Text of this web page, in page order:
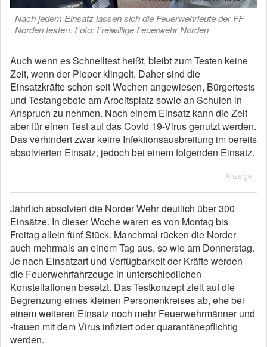
Nach jedem Einsatz lassen sich die Feuerwehrleute der FF
Norden testen. Foto: Freiwillige Feuerwehr Norden
Auch wenn es Schnelltest heißt, bleibt zum Testen keine
Zeit, wenn der Pieper klingelt. Daher sind die
Einsatzkräfte schon seit Wochen angewiesen, Bürgertests
und Testangebote am Arbeitsplatz sowie an Schulen in
Anspruch zu nehmen. Nach einem Einsatz kann die Zeit
aber für einen Test auf das Covid 19-Virus genutzt werden.
Das verhindert zwar keine Infektionsausbreitung im bereits
absolvierten Einsatz, jedoch bei einem folgenden Einsatz.
Anzeige
Jährlich absolviert die Norder Wehr deutlich über 300
Einsätze. In dieser Woche waren es von Montag bis
Freitag allein fünf Stück. Manchmal rücken die Norder
auch mehrmals an einem Tag aus, so wie am Donnerstag.
Je nach Einsatzart und Verfügbarkeit der Kräfte werden
die Feuerwehrfahrzeuge in unterschiedlichen
Konstellationen besetzt. Das Testkonzept zielt auf die
Begrenzung eines kleinen Personenkreises ab, ehe bei
einem weiteren Einsatz noch mehr Feuerwehrmänner und
-frauen mit dem Virus infiziert oder quarantänepflichtig
werden.